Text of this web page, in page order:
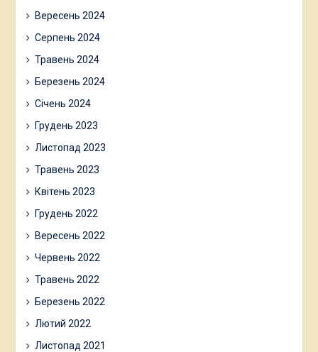
Вересень 2024
Серпень 2024
Травень 2024
Березень 2024
Січень 2024
Грудень 2023
Листопад 2023
Травень 2023
Квітень 2023
Грудень 2022
Вересень 2022
Червень 2022
Травень 2022
Березень 2022
Лютий 2022
Листопад 2021